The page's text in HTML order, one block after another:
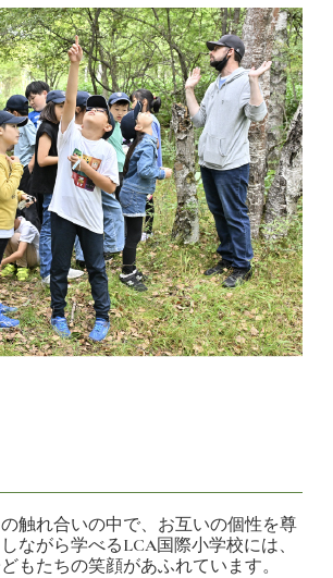
触れ合いの中で、お互いの個性を尊
ながら学べるLCA国際小学校には、
もたちの笑顔があふれています。